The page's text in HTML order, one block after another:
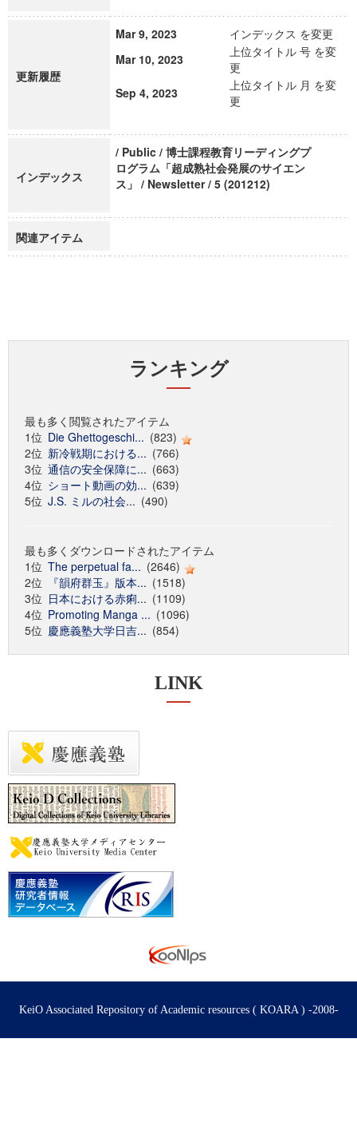
更新履歴
Mar 9, 2023
インデックス を変更
Mar 10, 2023
上位タイトル 号 を変
更
Sep 4, 2023
上位タイトル 月 を変
更
インデックス
/ Public / 博士課程教育リーディングプ
ログラム「超成熟社会発展のサイエン
ス」 / Newsletter / 5 (201212)
関連アイテム
ランキング
最も多く閲覧されたアイテム
1位 Die Ghettogeschi... (823)
2位 新冷戦期における... (766)
3位 通信の安全保障に... (663)
4位 ショート動画の効... (639)
5位 J.S. ミルの社会... (490)
最も多くダウンロードされたアイテム
1位 The perpetual fa... (2646)
2位
『韻府群玉』版本... (1518)
3位 日本における赤痢... (1109)
4位 Promoting Manga ... (1096)
5位 慶應義塾大学日吉... (854)
LINK
KeiO Associated Repository of Academic resources ( KOARA ) -2008-